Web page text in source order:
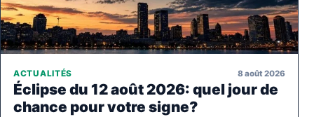
ACTUALITÉS 8 août 2026
Éclipse du 12 août 2026: quel jour de
chance pour votre signe?